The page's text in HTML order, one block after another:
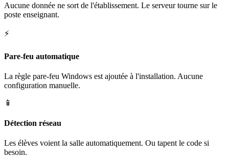
Aucune donnée ne sort de l'établissement. Le serveur tourne sur le
poste enseignant.
⚡
Pare-feu automatique
La règle pare-feu Windows est ajoutée à l'installation. Aucune
configuration manuelle.
📱
Détection réseau
Les élèves voient la salle automatiquement. Ou tapent le code si
besoin.